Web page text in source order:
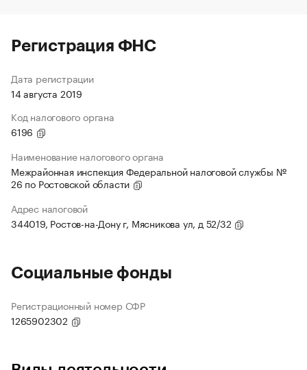
Регистрация ФНС
Дата регистрации
14 августа 2019
Код налогового органа
6196
Наименование налогового органа
Межрайонная инспекция Федеральной налоговой службы №
26 по Ростовской области
Адрес налоговой
344019, Ростов-на-Дону г, Мясникова ул, д 52/32
Социальные фонды
Регистрационный номер СФР
1265902302